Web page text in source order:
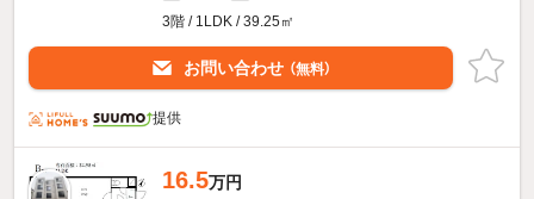
3階 / 1LDK / 39.25㎡
お問い合わせ （無料）
提供
16.5万円